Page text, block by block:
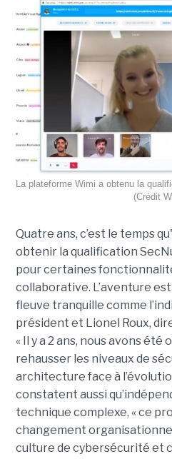
La plateforme Wimi a obtenu la
(Crédit
Quatre ans, c’est le temps
obtenir la qualification
pour certaines
collaborative. L’aventure
fleuve tranquille comme
président et Lionel Roux,
« Il y a 2 ans, nous avons
rehausser les niveaux de
architecture face à
constatent aussi
technique complexe, « ce
changement
culture de cybersécurité et